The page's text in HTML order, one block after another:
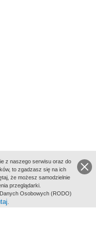
z naszego serwisu oraz do
to zgadzasz się na ich
że możesz samodzielnie
przeglądarki.
Osobowych (RODO)